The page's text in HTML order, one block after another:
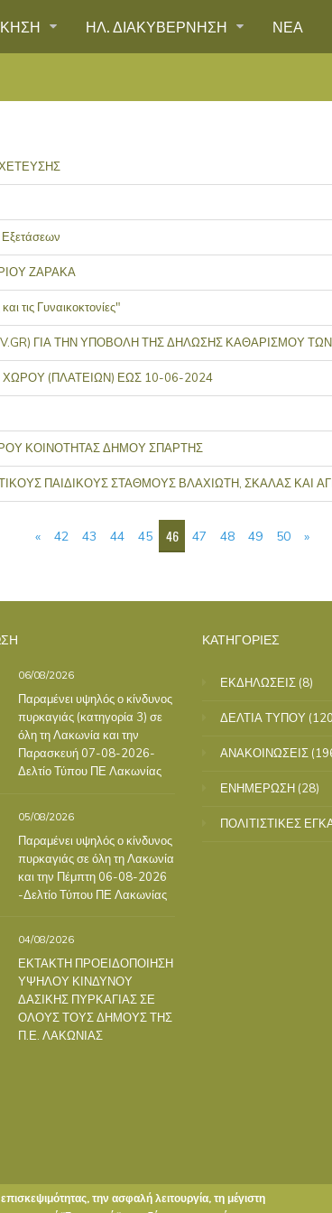
ΗΛ. ΔΙΑΚΥΒΕΡΝΗΣΗ ΝΕΑ
ΖΑΡΑΚΑ
τις Γυναικοκτονίες"
ΓΙΑ ΤΗΝ ΥΠΟΒΟΛΗ ΤΗΣ ΔΗΛΩΣΗΣ ΚΑΘΑΡΙΣΜΟΥ
(ΠΛΑΤΕΙΩΝ) ΕΩΣ 10-06-2024
ΚΟΙΝΟΤΗΤΑΣ ΔΗΜΟΥ ΣΠΑΡΤΗΣ
ΠΑΙΔΙΚΟΥΣ ΣΤΑΘΜΟΥΣ ΒΛΑΧΙΩΤΗ, ΣΚΑΛΑΣ ΚΑΙ
« 42 43 44 45 46 47 48 49 50 »
06/08/2026
Παραμένει υψηλός ο κίνδυνος
πυρκαγιάς (κατηγορία 3) σε
όλη τη Λακωνία και την
Παρασκευή 07-08-2026-
Δελτίο Τύπου ΠΕ Λακωνίας
05/08/2026
Παραμένει υψηλός ο κίνδυνος
πυρκαγιάς σε όλη τη Λακωνία
και την Πέμπτη 06-08-2026
-Δελτίο Τύπου ΠΕ Λακωνίας
04/08/2026
ΕΚΤΑΚΤΗ ΠΡΟΕΙΔΟΠΟΙΗΣΗ
ΥΨΗΛΟΥ ΚΙΝΔΥΝΟΥ
ΔΑΣΙΚΗΣ ΠΥΡΚΑΓΙΑΣ ΣΕ
ΟΛΟΥΣ ΤΟΥΣ ΔΗΜΟΥΣ ΤΗΣ
Π.Ε. ΛΑΚΩΝΙΑΣ
ΚΑΤΗΓΟΡΙΕΣ
ΕΚΔΗΛΩΣΕΙΣ (8)
ΔΕΛΤΙΑ ΤΥΠΟΥ
ΑΝΑΚΟΙΝΩΣΕΙΣ
ΕΝΗΜΕΡΩΣΗ (28)
ΠΟΛΙΤΙΣΤΙΚΕΣ
την ασφαλή λειτουργία, τη μέγιστη